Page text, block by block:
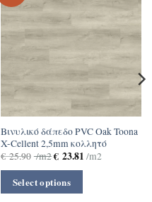
Βινυλικό δάπεδο PVC Oak Toona
X-Cellent 2,5mm κολλητό
€25.90 /m2€23.81 /m2
Select options